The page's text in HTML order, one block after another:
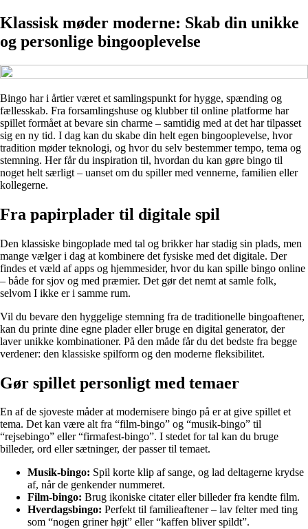
Klassisk møder moderne: Skab din unikke
og personlige bingooplevelse
Bingo har i årtier været et samlingspunkt for hygge, spænding og
fællesskab. Fra forsamlingshuse og klubber til online platforme har
spillet formået at bevare sin charme – samtidig med at det har tilpasset
sig en ny tid. I dag kan du skabe din helt egen bingooplevelse, hvor
tradition møder teknologi, og hvor du selv bestemmer tempo, tema og
stemning. Her får du inspiration til, hvordan du kan gøre bingo til
noget helt særligt – uanset om du spiller med vennerne, familien eller
kollegerne.
Fra papirplader til digitale spil
Den klassiske bingoplade med tal og brikker har stadig sin plads, men
mange vælger i dag at kombinere det fysiske med det digitale. Der
findes et væld af apps og hjemmesider, hvor du kan spille bingo online
– både for sjov og med præmier. Det gør det nemt at samle folk,
selvom I ikke er i samme rum.
Vil du bevare den hyggelige stemning fra de traditionelle bingoaftener,
kan du printe dine egne plader eller bruge en digital generator, der
laver unikke kombinationer. På den måde får du det bedste fra begge
verdener: den klassiske spilform og den moderne fleksibilitet.
Gør spillet personligt med temaer
En af de sjoveste måder at modernisere bingo på er at give spillet et
tema. Det kan være alt fra “film-bingo” og “musik-bingo” til
“rejsebingo” eller “firmafest-bingo”. I stedet for tal kan du bruge
billeder, ord eller sætninger, der passer til temaet.
Musik-bingo: Spil korte klip af sange, og lad deltagerne krydse
af, når de genkender nummeret.
Film-bingo: Brug ikoniske citater eller billeder fra kendte film.
Hverdagsbingo: Perfekt til familieaftener – lav felter med ting
som “nogen griner højt” eller “kaffen bliver spildt”.